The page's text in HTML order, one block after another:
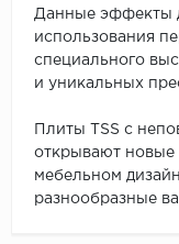
Данные эффекты
использования
специального
и уникальных
Плиты TSS с
открывают новые
мебельном
разнообразные